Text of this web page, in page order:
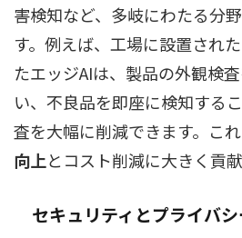
害検知など、多岐にわたる分
す。例えば、工場に設置され
たエッジAIは、製品の外観検
い、不良品を即座に検知する
査を大幅に削減できます。これ
向上とコスト削減に大きく貢献
セキュリティとプライバ